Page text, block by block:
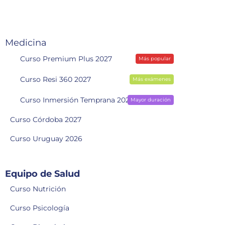
Medicina
Curso Premium Plus 2027 Más popular
Curso Resi 360 2027 Más exámenes
Curso Inmersión Temprana 2028Mayor duración
Curso Córdoba 2027
Curso Uruguay 2026
Equipo de Salud
Curso Nutrición
Curso Psicología